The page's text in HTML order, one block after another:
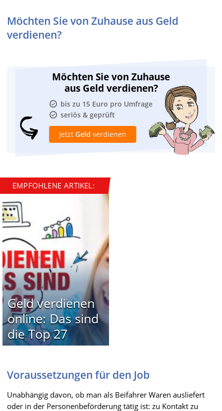
Möchten Sie von Zuhause aus Geld
verdienen?
Möchten Sie von Zuhause
aus Geld verdienen?
bis zu 15 Euro pro Umfrage
seriös & geprüft
Jetzt Geld verdienen
EMPFOHLENE ARTIKEL:
Geld verdienen
online: Das sind
die Top 27
Voraussetzungen für den Job
Unabhängig davon, ob man als Beifahrer Waren ausliefert
oder in der Personenbeförderung tätig ist: zu Kontakt zu